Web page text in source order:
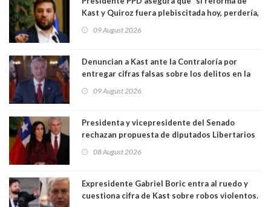
Kast y Quiroz fuera plebiscitada hoy, perdería,
a favor de la oposición, sería una victoria de la
09 August 2026
Denuncian a Kast ante la Contraloría por
entregar cifras falsas sobre los delitos en la
09 August 2026
Presidenta y vicepresidente del Senado
rechazan propuesta de diputados Libertarios
"Constituye un camino equivocado"
08 August 2026
Expresidente Gabriel Boric entra al ruedo y
cuestiona cifra de Kast sobre robos violentos.